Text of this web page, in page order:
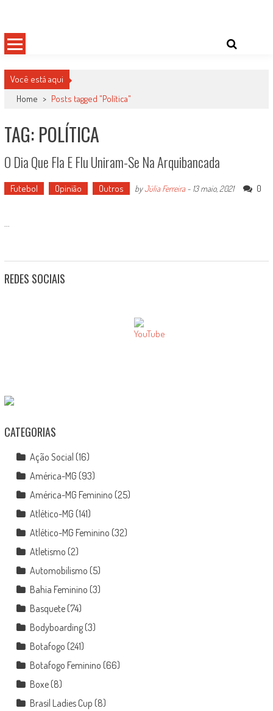
content
Você está aqui
Home > Posts tagged "Política"
TAG: POLÍTICA
O Dia Que Fla E Flu Uniram-Se Na Arquibancada
Futebol Opinião Outros byJúlia Ferreira- 13 maio, 2021 0
...
REDES SOCIAIS
CATEGORIAS
Ação Social (16)
América-MG (93)
América-MG Feminino (25)
Atlético-MG (141)
Atlético-MG Feminino (32)
Atletismo (2)
Automobilismo (5)
Bahia Feminino (3)
Basquete(74)
Bodyboarding(3)
Botafogo (241)
Botafogo Feminino (66)
Boxe(8)
Brasil Ladies Cup (8)